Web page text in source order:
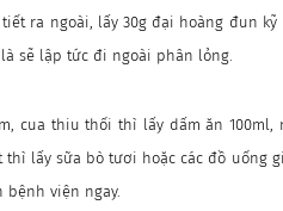
ra ngoài, lấy 30g đại hoàng đun
sẽ lập tức đi ngoài phân lỏng.
cua thiu thối thì lấy dấm ăn
thì lấy sữa bò tươi hoặc các đồ uống
viện ngay.